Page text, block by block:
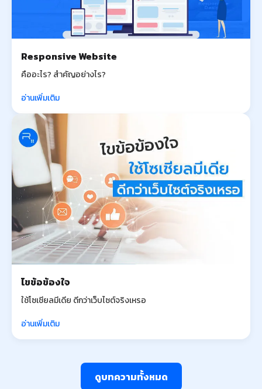
Responsive Website
คืออะไร? สำคัญอย่างไร?
อ่านเพิ่มเติม
ไขข้อข้องใจ
ใช้โซเชียลมีเดีย ดีกว่าเว็บไซต์จริงเหรอ
อ่านเพิ่มเติม
ดูบทความทั้งหมด